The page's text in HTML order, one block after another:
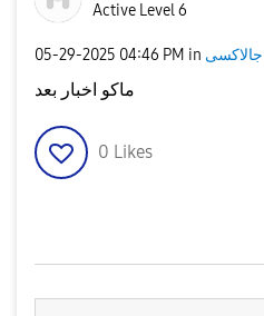
Active Level 6
‎05-29-2025 04:46 PM in
ماكو اخبار بعد
0 Likes